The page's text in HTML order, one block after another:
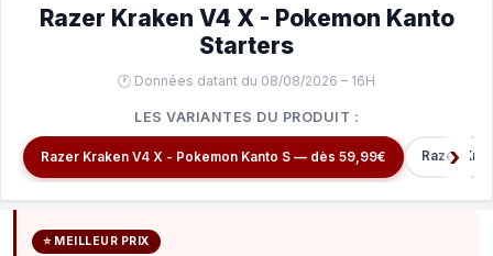
Razer Kraken V4 X - Pokemon Kanto
Starters
🕐 Données datant du 08/08/2026 – 16H
LES VARIANTES DU PRODUIT :
Razer Kraken V4 X - Pokemon Kanto S — dès 59,99€ Razer
⭐ MEILLEUR PRIX